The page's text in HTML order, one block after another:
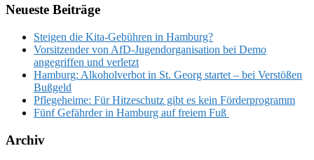
Neueste Beiträge
Steigen die Kita-Gebühren in Hamburg?
Vorsitzender von AfD-Jugendorganisation bei Demo
angegriffen und verletzt
Hamburg: Alkoholverbot in St. Georg startet – bei Verstößen
Bußgeld
Pflegeheime: Für Hitzeschutz gibt es kein Förderprogramm
Fünf Gefährder in Hamburg auf freiem Fuß
Archiv